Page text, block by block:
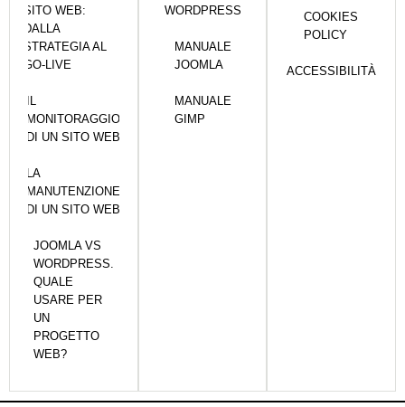
SITO WEB:
DALLA
STRATEGIA AL
GO-LIVE
MONITORAGGIO
DI UN SITO WEB
LA
MANUTENZIONE
DI UN SITO WEB
JOOMLA VS
WORDPRESS.
QUALE
USARE PER
UN
PROGETTO
WEB?
WORDPRESS
MANUALE
JOOMLA
MANUALE
GIMP
COOKIES
POLICY
ACCESSIBILITÀ